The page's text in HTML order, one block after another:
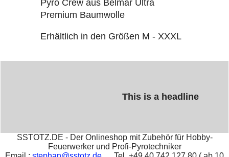
Pyro Crew aus Belmar Ultra
Premium Baumwolle
Erhältlich in den Größen M - XXXL
This is a headline
SSTOTZ.DE - Der Onlineshop mit Zubehör für Hobby-
Feuerwerker und Profi-Pyrotechniker